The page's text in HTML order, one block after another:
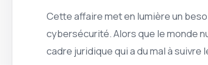
Cette affaire met en lumière un
cybersécurité. Alors que le monde
cadre juridique qui a du mal à